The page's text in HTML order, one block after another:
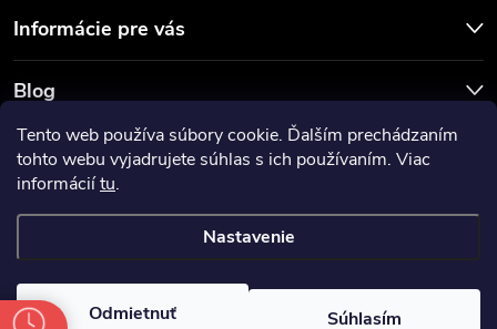
Tento web používa súbory cookie. Ďalším prechádzaním
tohto webu vyjadrujete súhlas s ich používaním. Viac
informáciítu.
Nastavenie
Odmietnuť Súhlasím
Informácie pre vás
Blog
Prijímame online platby
Rozlomitysport. Všetky práva vyhradené.